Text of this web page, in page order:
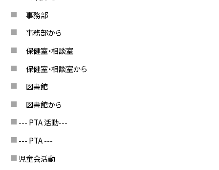
事務部
事務部から
保健室・相談室
保健室・相談室から
図書館
図書館から
--- PTA 活動---
--- PTA ---
児童会活動